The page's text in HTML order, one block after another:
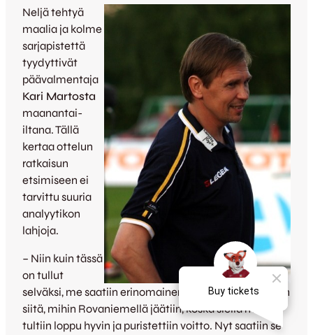
Neljä tehtyä
maalia ja kolme
sarjapistettä
tyydyttivät
päävalmentaja
Kari Martosta
maanantai-
iltana. Tällä
kertaa ottelun
ratkaisun
etsimiseen ei
tarvittu suuria
analyytikon
lahjoja.
– Niin kuin tässä
on tullut
selväksi, me saatiin erinomainen alku peliin. Jatkettiin
siitä, mihin Rovaniemellä jäätiin, koska siellä me
tultiin loppu hyvin ja puristettiin voitto. Nyt saatiin se